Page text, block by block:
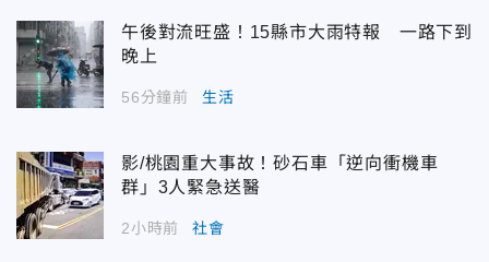
午後對流旺盛！15縣市大雨特報 一路下到
晚上
56分鐘前 生活
影/桃園重大事故！砂石車「逆向衝機車
群」3人緊急送醫
2小時前 社會